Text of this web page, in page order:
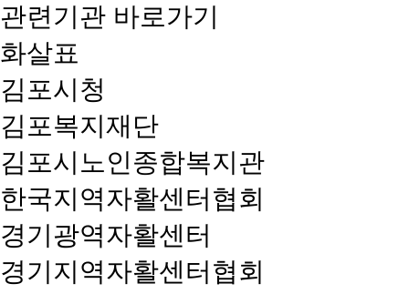
관련기관 바로가기
화살표
김포시청
김포복지재단
김포시노인종합복지관
한국지역자활센터협회
경기광역자활센터
경기지역자활센터협회